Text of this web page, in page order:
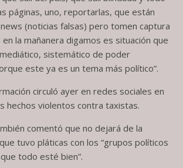
páginas, uno, reportarlas, que están
(noticias falsas) pero tomen captura
la mañanera digamos es situación que
sistemático de poder
este ya es un tema más político”.
circuló ayer en redes sociales en
hechos violentos contra taxistas.
comentó que no dejará de la
tuvo pláticas con los “grupos políticos
todo esté bien”.